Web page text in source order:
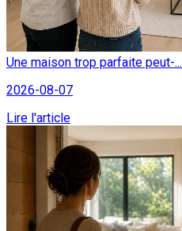
Une maison trop parfaite peut-...
2026-08-07
Lire l'article